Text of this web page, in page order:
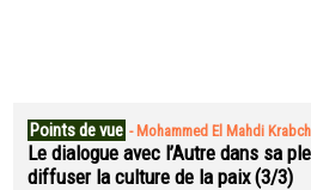
Points de vue - Mohammed El Mahdi Krabch
Le dialogue avec l’Autre dans sa
diffuser la culture de la paix (3/3)